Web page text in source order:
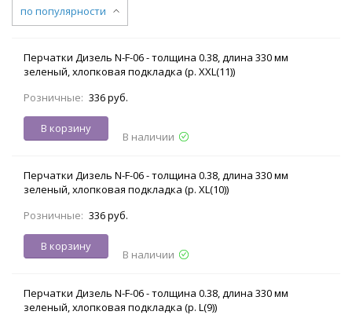
по популярности
Перчатки Дизель N-F-06 - толщина 0.38, длина 330 мм
зеленый, хлопковая подкладка (р. XXL(11))
Розничные: 336 руб.
В корзину
В наличии
Перчатки Дизель N-F-06 - толщина 0.38, длина 330 мм
зеленый, хлопковая подкладка (р. XL(10))
Розничные: 336 руб.
В корзину
В наличии
Перчатки Дизель N-F-06 - толщина 0.38, длина 330 мм
зеленый, хлопковая подкладка (р. L(9))